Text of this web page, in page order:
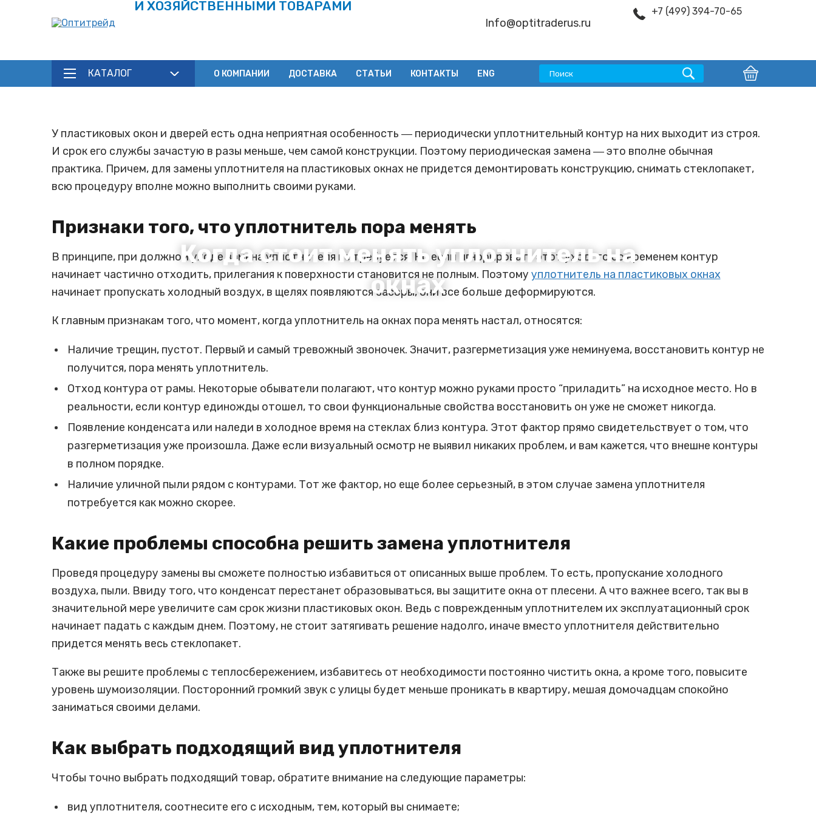
И ХОЗЯЙСТВЕННЫМИ ТОВАРАМИ
Info@optitraderus.ru
+7 (499) 394-70-65
КАТАЛОГ О КОМПАНИИ ДОСТАВКА СТАТЬИ КОНТАКТЫ ENG
Когда стоит менять уплотнитель на
окнах
У пластиковых окон и дверей есть одна неприятная особенность ― периодически уплотнительный контур на них выходит из строя.
И срок его службы зачастую в разы меньше, чем самой конструкции. Поэтому периодическая замена ― это вполне обычная
практика. Причем, для замены уплотнителя на пластиковых окнах не придется демонтировать конструкцию, снимать стеклопакет,
всю процедуру вполне можно выполнить своими руками.
Признаки того, что уплотнитель пора менять
В принципе, при должном уходе замена уплотнителя не требуется. Но если игнорировать этот уход, то со временем контур
начинает частично отходить, прилегания к поверхности становится не полным. Поэтому уплотнитель на пластиковых окнах
начинает пропускать холодный воздух, в щелях появляются засоры, они все больше деформируются.
К главным признакам того, что момент, когда уплотнитель на окнах пора менять настал, относятся:
Наличие трещин, пустот. Первый и самый тревожный звоночек. Значит, разгерметизация уже неминуема, восстановить контур не
получится, пора менять уплотнитель.
Отход контура от рамы. Некоторые обыватели полагают, что контур можно руками просто “приладить” на исходное место. Но в
реальности, если контур единожды отошел, то свои функциональные свойства восстановить он уже не сможет никогда.
Появление конденсата или наледи в холодное время на стеклах близ контура. Этот фактор прямо свидетельствует о том, что
разгерметизация уже произошла. Даже если визуальный осмотр не выявил никаких проблем, и вам кажется, что внешне контуры
в полном порядке.
Наличие уличной пыли рядом с контурами. Тот же фактор, но еще более серьезный, в этом случае замена уплотнителя
потребуется как можно скорее.
Какие проблемы способна решить замена уплотнителя
Проведя процедуру замены вы сможете полностью избавиться от описанных выше проблем. То есть, пропускание холодного
воздуха, пыли. Ввиду того, что конденсат перестанет образовываться, вы защитите окна от плесени. А что важнее всего, так вы в
значительной мере увеличите сам срок жизни пластиковых окон. Ведь с поврежденным уплотнителем их эксплуатационный срок
начинает падать с каждым днем. Поэтому, не стоит затягивать решение надолго, иначе вместо уплотнителя действительно
придется менять весь стеклопакет.
Также вы решите проблемы с теплосбережением, избавитесь от необходимости постоянно чистить окна, а кроме того, повысите
уровень шумоизоляции. Посторонний громкий звук с улицы будет меньше проникать в квартиру, мешая домочадцам спокойно
заниматься своими делами.
Как выбрать подходящий вид уплотнителя
Чтобы точно выбрать подходящий товар, обратите внимание на следующие параметры:
вид уплотнителя, соотнесите его с исходным, тем, который вы снимаете;